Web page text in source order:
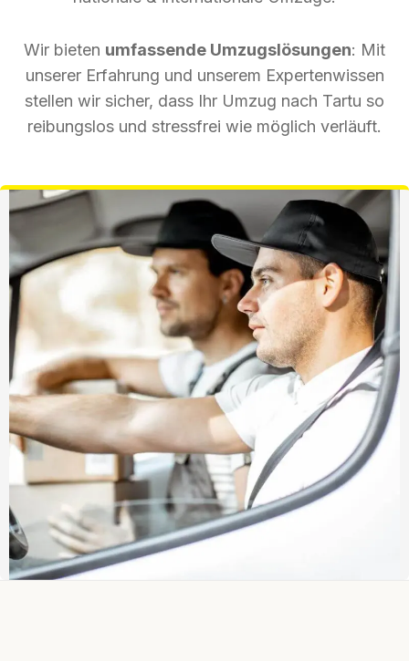
Wir bieten umfassende Umzugslösungen: Mit
unserer Erfahrung und unserem Expertenwissen
stellen wir sicher, dass Ihr Umzug nach Tartu so
reibungslos und stressfrei wie möglich verläuft.